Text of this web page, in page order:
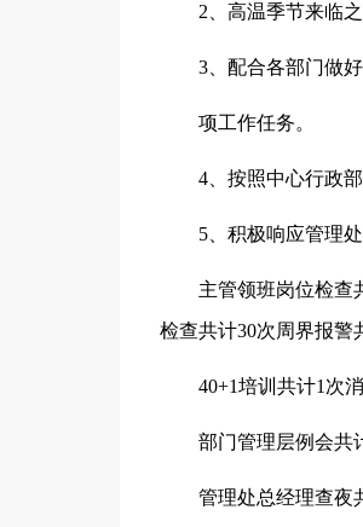
2、高温季节来临之
3、配合各部门做好
项工作任务。
4、按照中心行政部
5、积极响应管理处
主管领班岗位检查共
检查共计30次周界报警
40+1培训共计1次消
部门管理层例会共计
管理处总经理查夜共